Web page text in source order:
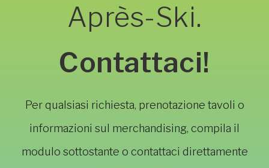
Après-Ski.
Contattaci!
Per qualsiasi richiesta, prenotazione tavoli o
informazioni sul merchandising, compila il
modulo sottostante o contattaci direttamente